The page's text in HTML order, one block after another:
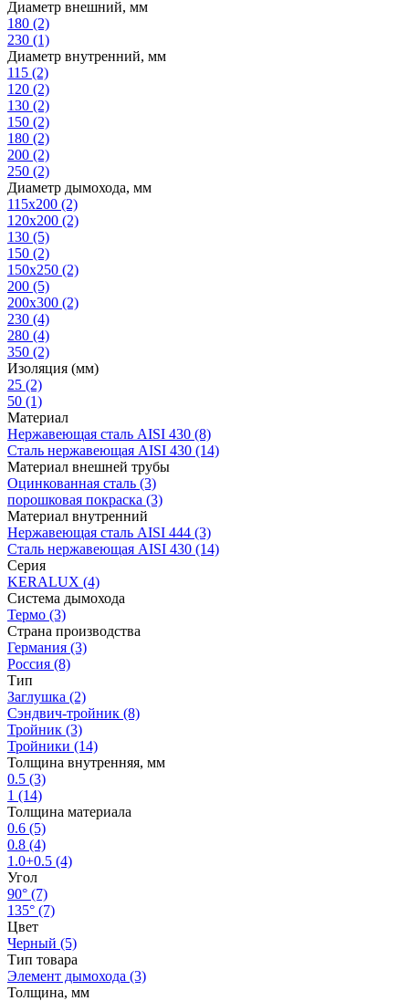
Диаметр внешний, мм
180 (2)
230 (1)
Диаметр внутренний, мм
115 (2)
120 (2)
130 (2)
150 (2)
180 (2)
200 (2)
250 (2)
Диаметр дымохода, мм
115х200 (2)
120x200 (2)
130 (5)
150 (2)
150x250 (2)
200 (5)
200х300 (2)
230 (4)
280 (4)
350 (2)
Изоляция (мм)
25 (2)
50 (1)
Материал
Нержавеющая сталь AISI 430 (8)
Сталь нержавеющая AISI 430 (14)
Материал внешней трубы
Оцинкованная сталь (3)
порошковая покраска (3)
Материал внутренний
Нержавеющая сталь AISI 444 (3)
Сталь нержавеющая AISI 430 (14)
Серия
KERALUX (4)
Система дымохода
Термо (3)
Страна производства
Германия (3)
Россия (8)
Тип
Заглушка (2)
Сэндвич-тройник (8)
Тройник (3)
Тройники (14)
Толщина внутренняя, мм
0.5 (3)
1 (14)
Толщина материала
0.6 (5)
0.8 (4)
1.0+0.5 (4)
Угол
90° (7)
135° (7)
Цвет
Черный (5)
Тип товара
Элемент дымохода (3)
Толщина, мм